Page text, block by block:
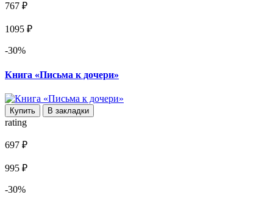
767 ₽
1095 ₽
-30%
Книга «Письма к дочери»
Купить В закладки
rating
697 ₽
995 ₽
-30%